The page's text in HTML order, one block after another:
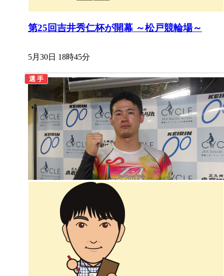
第25回吉井秀仁杯が開幕 ～松戸競輪場～
5月30日 18時45分